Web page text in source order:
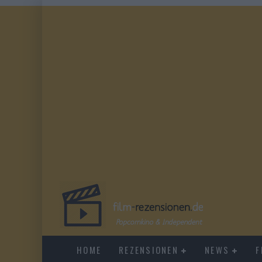
HOME REZENSIONEN NEWS